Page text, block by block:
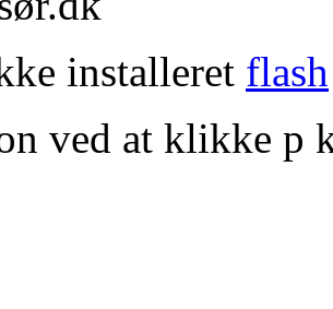
installeret flash
ved at klikke p